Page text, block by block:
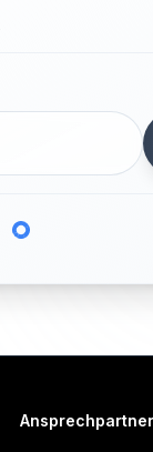
Ansprechpartner